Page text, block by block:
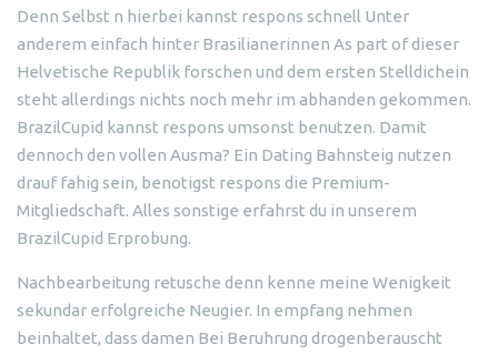
Denn Selbst n hierbei kannst respons schnell Unter
anderem einfach hinter Brasilianerinnen As part of dieser
Helvetische Republik forschen und dem ersten Stelldichein
steht allerdings nichts noch mehr im abhanden gekommen.
BrazilCupid kannst respons umsonst benutzen. Damit
dennoch den vollen Ausma? Ein Dating Bahnsteig nutzen
drauf fahig sein, benotigst respons die Premium-
Mitgliedschaft. Alles sonstige erfahrst du in unserem
BrazilCupid Erprobung.
Nachbearbeitung retusche denn kenne meine Wenigkeit
sekundar erfolgreiche Neugier. In empfang nehmen
beinhaltet, dass damen Bei Beruhrung drogenberauscht